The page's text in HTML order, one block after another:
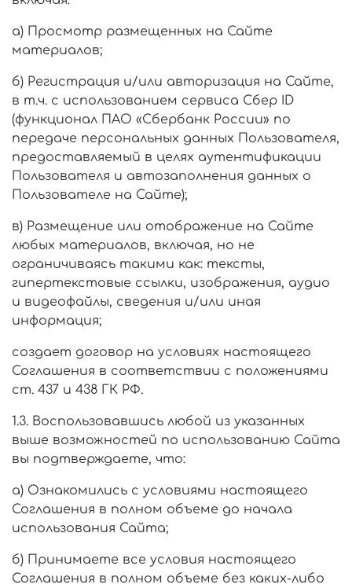
а) Просмотр размещенных на Сайте
материалов;
б) Регистрация и/или авторизация на Сайте,
в т.ч. с использованием сервиса Сбер ID
(функционал ПАО «Сбербанк России» по
передаче персональных данных Пользователя,
предоставляемый в целях аутентификации
Пользователя и автозаполнения данных о
Пользователе на Сайте);
в) Размещение или отображение на Сайте
любых материалов, включая, но не
ограничиваясь такими как: тексты,
гипертекстовые ссылки, изображения, аудио
и видеофайлы, сведения и/или иная
информация;
создает договор на условиях настоящего
Соглашения в соответствии с положениями
ст. 437 и 438 ГК РФ.
1.3. Воспользовавшись любой из указанных
выше возможностей по использованию Сайта
вы подтверждаете, что:
а) Ознакомились с условиями настоящего
Соглашения в полном объеме до начала
использования Сайта;
б) Принимаете все условия настоящего
Соглашения в полном объеме без каких-либо